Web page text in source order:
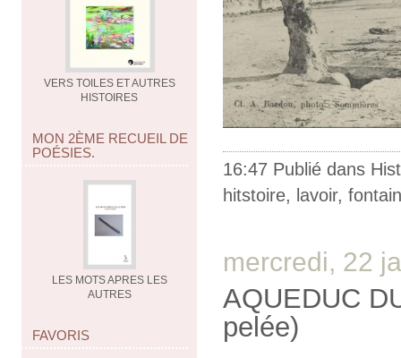
VERS TOILES ET AUTRES
HISTOIRES
MON 2ÈME RECUEIL DE
POÉSIES.
LES MOTS APRES LES
AUTRES
FAVORIS
16:47 Publié dans
hitstoire, lavoir,
mercredi, 22
AQUEDUC
pelée)